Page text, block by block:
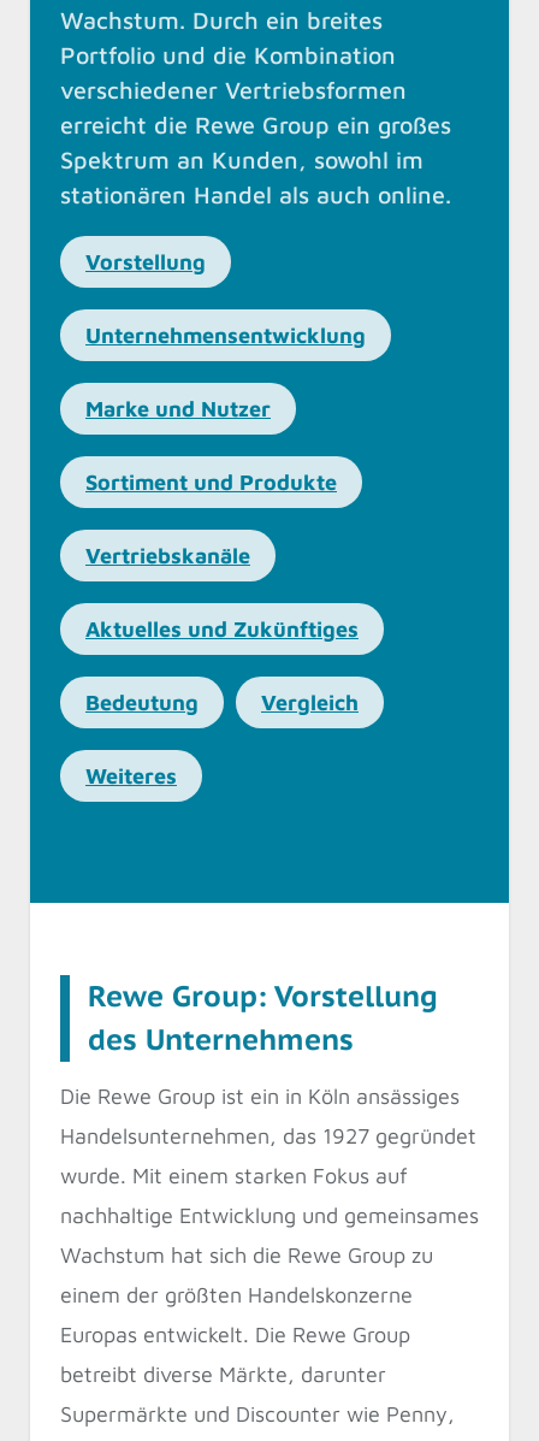
Wachstum. Durch ein breites
Portfolio und die Kombination
verschiedener Vertriebsformen
erreicht die Rewe Group ein großes
Spektrum an Kunden, sowohl im
stationären Handel als auch online.
Vorstellung
Unternehmensentwicklung
Marke und Nutzer
Sortiment und Produkte
Vertriebskanäle
Aktuelles und Zukünftiges
Bedeutung Vergleich
Weiteres
Rewe Group: Vorstellung
des Unternehmens
Die Rewe Group ist ein in Köln ansässiges
Handelsunternehmen, das 1927 gegründet
wurde. Mit einem starken Fokus auf
nachhaltige Entwicklung und gemeinsames
Wachstum hat sich die Rewe Group zu
einem der größten Handelskonzerne
Europas entwickelt. Die Rewe Group
betreibt diverse Märkte, darunter
Supermärkte und Discounter wie Penny,